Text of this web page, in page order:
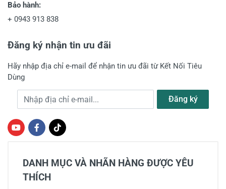
Bảo hành:
+ 0943 913 838
Đăng ký nhận tin ưu đãi
Hãy nhập địa chỉ e-mail để nhận tin ưu đãi từ Kết Nối Tiêu
Dùng
Địa chỉ e-mail Đăng ký
DANH MỤC VÀ NHÃN HÀNG ĐƯỢC YÊU
THÍCH